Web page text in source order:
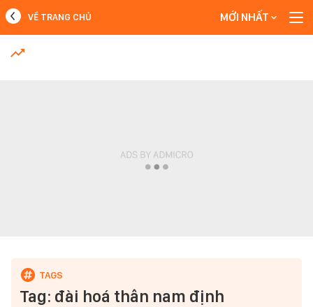
MỚI NHẤT
VỀ TRANG CHỦ MỚI NHẤT
Tag: đài hoá thân nam định